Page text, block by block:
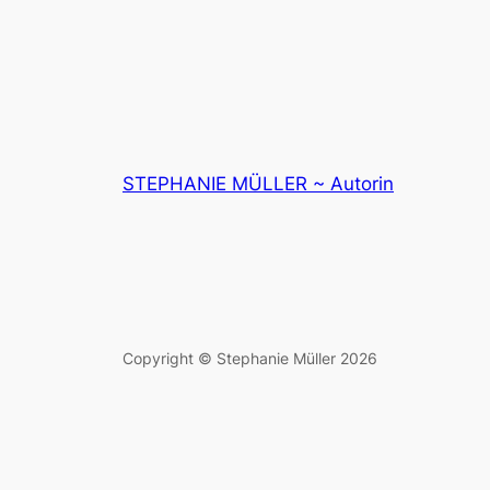
STEPHANIE MÜLLER ~ Autorin
Copyright © Stephanie Müller 2026